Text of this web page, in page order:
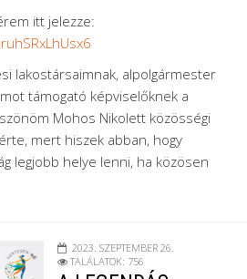
itt jelezze:
lakostársaimnak, alpolgármester
támogató képviselőknek a
Mohos Nikolett közösségi
mert hiszek abban, hogy
legjobb helye lenni, ha közösen
2023. SZEPTEMBER 26.
TALÁLATOK: 756